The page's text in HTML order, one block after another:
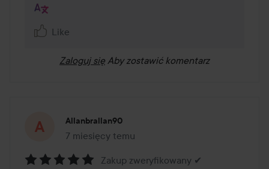
Like
Zaloguj się Aby zostawić komentarz
Allanbrallan90
7 miesięcy temu
Post został utworzony 7 miesięcy temu
Zakup zweryfikowany ✔